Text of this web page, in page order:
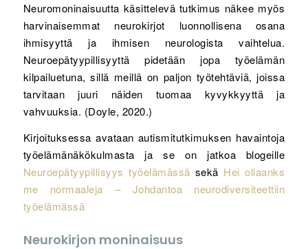
Neuromoninaisuutta käsittelevä tutkimus näkee myös
harvinaisemmat neurokirjot luonnollisena osana
ihmisyyttä ja ihmisen neurologista vaihtelua.
Neuroepätyypillisyyttä pidetään jopa työelämän
kilpailuetuna, sillä meillä on paljon työtehtäviä, joissa
tarvitaan juuri näiden tuomaa kyvykkyyttä ja
vahvuuksia. (Doyle, 2020.)
Kirjoituksessa avataan autismitutkimuksen havaintoja
työelämänäkökulmasta ja se on jatkoa blogeille
Neuroepätyypillisyys työelämässä sekä Hei ollaanks
me normaaleja – Johdantoa neurodiversiteettiin
työelämässä
Neurokirjon moninaisuus